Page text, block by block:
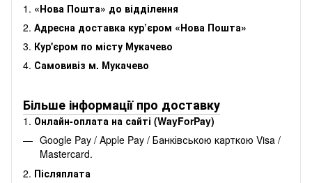
1. «Нова Пошта» до відділення
2. Адресна доставка кур’єром «Нова Пошта»
3. Кур'єром по місту Мукачево
4. Самовивіз м. Мукачево
Більше інформації про доставку
1. Онлайн-оплата на сайті (WayForPay)
Google Pay / Apple Pay / Банківською карткою Visa /
Mastercard.
2. Післяплата